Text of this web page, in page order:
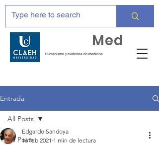
Humanismo y evidencia en medicina
Med
Entrada
All Posts
All Posts
Edgardo Sandoya
16 feb 2021 1 min de lectura